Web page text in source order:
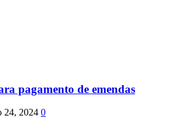
pagamento de emendas
24, 2024 0